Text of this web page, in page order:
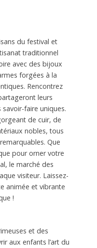
du festival et
traditionnel
avec des bijoux
forgées à la
Rencontrez
leurs
faire uniques.
de cuir, de
nobles, tous
Que
pour orner votre
le marché des
visiteur. Laissez-
animée et vibrante
!
et des
aux enfants l’art du